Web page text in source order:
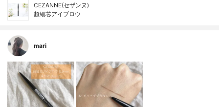
CEZANNE(セザンヌ)
超細芯アイブロウ
mari